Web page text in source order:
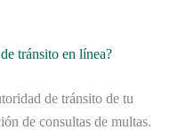
tránsito en línea?
de tránsito de tu
de consultas de multas.